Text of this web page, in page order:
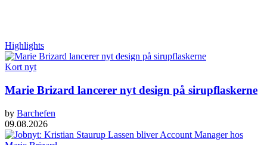
Highlights
Kort nyt
Marie Brizard lancerer nyt design på sirupflaskerne
by Barchefen
09.08.2026